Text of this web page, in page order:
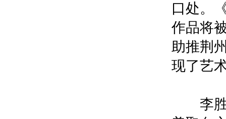
口处。
作品将
助推荆
现了艺
李胜